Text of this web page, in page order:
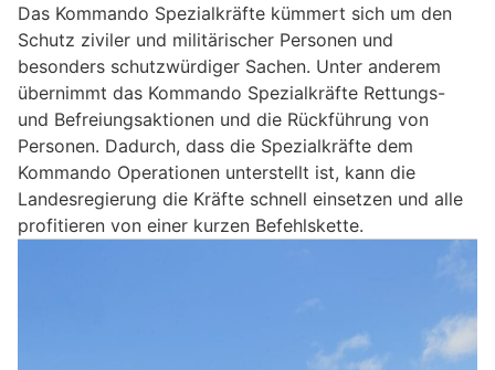
Das Kommando Spezialkräfte kümmert sich um den
Schutz ziviler und militärischer Personen und
besonders schutzwürdiger Sachen. Unter anderem
übernimmt das Kommando Spezialkräfte Rettungs-
und Befreiungsaktionen und die Rückführung von
Personen. Dadurch, dass die Spezialkräfte dem
Kommando Operationen unterstellt ist, kann die
Landesregierung die Kräfte schnell einsetzen und alle
profitieren von einer kurzen Befehlskette.